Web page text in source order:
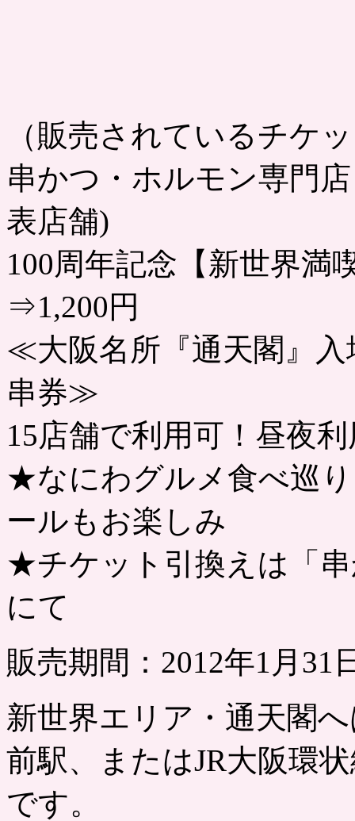
（販売されているチケ
串かつ・ホルモン専門
表店舗)
100周年記念【新世界満
⇒1,200円
≪大阪名所『通天閣』入
串券≫
15店舗で利用可！昼夜
★なにわグルメ食べ巡
ールもお楽しみ
★チケット引換えは「
にて
販売期間：2012年1月31
新世界エリア・通天閣
前駅、またはJR大阪環
です。